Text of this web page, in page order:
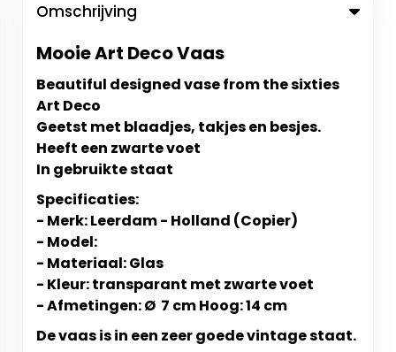
Omschrijving
Mooie Art Deco Vaas
Beautiful designed vase from the sixties
Art Deco
Geetst met blaadjes, takjes en besjes.
Heeft een zwarte voet
In gebruikte staat
Specificaties:
- Merk: Leerdam - Holland (Copier)
- Model:
- Materiaal: Glas
- Kleur: transparant met zwarte voet
- Afmetingen: Ø 7 cm Hoog: 14 cm
De vaas is in een zeer goede vintage staat.